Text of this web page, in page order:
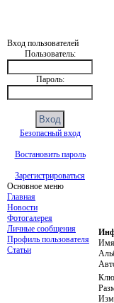
Вход пользователей
Пользователь:
Пароль:
Безопасный вход
Востановить пароль
Зарегистрироваться
Основное меню
Главная
Новости
Фотогалерея
Личные сообщения
Профиль пользователя
Статьи
Имя